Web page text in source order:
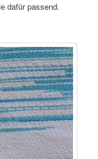
dafür passend.